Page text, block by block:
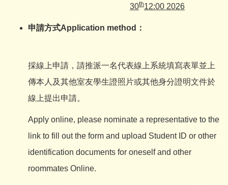
30th12:00 2026
申請方式Application method ：
採線上申請，請推派一名代表線上系統填寫表單並上
傳本人及其他室友學生證照片或其他身分證明文件於
線上提出申請。
Apply online, please nominate a representative to the
link to fill out the form and upload Student ID or other
identification documents for oneself and other
roommates Online.